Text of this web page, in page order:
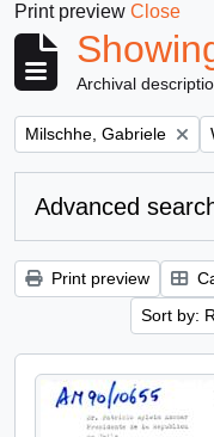
Print preview Close
Archival
Remove filter:
Milschhe, Gabriele
Advanced
Print preview
Sort by: